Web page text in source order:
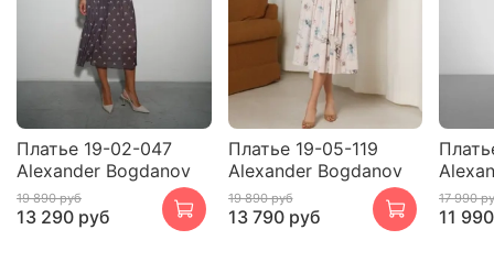
Платье 19-02-047
Alexander Bogdanov
19 890 руб
13 290 руб
Платье 19-05-119
Alexander Bogdanov
19 890 руб
13 790 руб
17 990
11